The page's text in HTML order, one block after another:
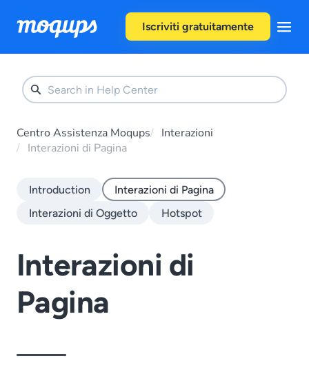
Iscriviti gratuitamente
Centro Assistenza Moqups
Interazioni
Interazioni di Pagina
Introduction
Interazioni di Pagina
Interazioni di Oggetto
Hotspot
Interazioni di
Pagina